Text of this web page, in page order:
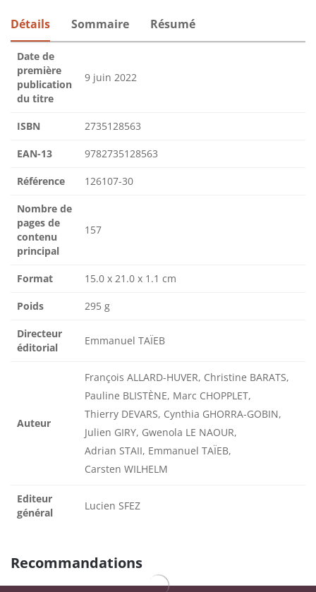
Détails Sommaire Résumé
Date de
première
publication
du titre
9 juin 2022
ISBN 2735128563
EAN-13 9782735128563
Référence 126107-30
Nombre de
pages de
contenu
principal
157
Format 15.0 x 21.0 x 1.1 cm
Poids 295 g
Directeur
éditorial
Emmanuel TAÏEB
Auteur
François ALLARD-HUVER, Christine BARATS,
Pauline BLISTÈNE, Marc CHOPPLET,
Thierry DEVARS, Cynthia GHORRA-GOBIN,
Julien GIRY, Gwenola LE NAOUR,
Adrian STAII, Emmanuel TAÏEB,
Carsten WILHELM
Editeur
général
Lucien SFEZ
Recommandations